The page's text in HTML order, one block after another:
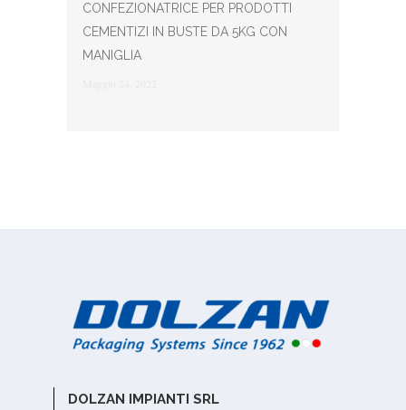
CONFEZIONATRICE PER PRODOTTI
CEMENTIZI IN BUSTE DA 5KG CON
MANIGLIA
DOLZAN IMPIANTI SRL